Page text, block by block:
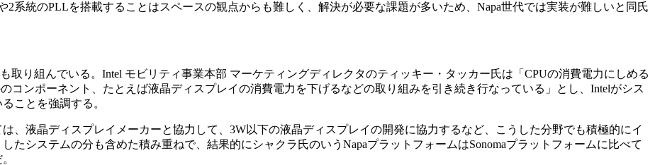
系統のPLLを搭載することはスペースの観点からも難しく、解決が必要な課題が多いため、Napa世代では実装が難しいと同氏
り組んでいる。Intel モビリティ事業本部 マーケティングディレクタのティッキー・タッカー氏は「CPUの消費電力にしめる
コンポーネント、たとえば液晶ディスプレイの消費電力を下げるなどの取り組みを引き続き行なっている」とし、Intelがシス
ことを強調する。
、液晶ディスプレイメーカーと協力して、3W以下の液晶ディスプレイの開発に協力するなど、こうした分野でも積極的にイ
たシステムの分も含めた積み重ねで、結果的にシャクラ氏のいうNapaプラットフォームはSonomaプラットフォームに比べて